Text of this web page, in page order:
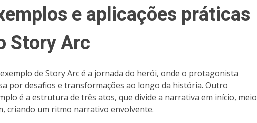
e aplicações práticas
Story Arc
de Story Arc é a jornada do herói, onde o protagonista
por desafios e transformações ao longo da história. Outro
é a estrutura de três atos, que divide a narrativa em início, meio
criando um ritmo narrativo envolvente.